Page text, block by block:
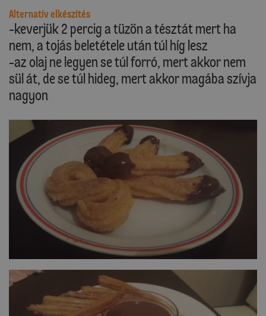
Alternatív elkészítés
-keverjük 2 percig a tüzön a tésztát mert ha
nem, a tojás beletétele után túl híg lesz
-az olaj ne legyen se túl forró, mert akkor nem
sül át, de se túl hideg, mert akkor magába szívja
nagyon